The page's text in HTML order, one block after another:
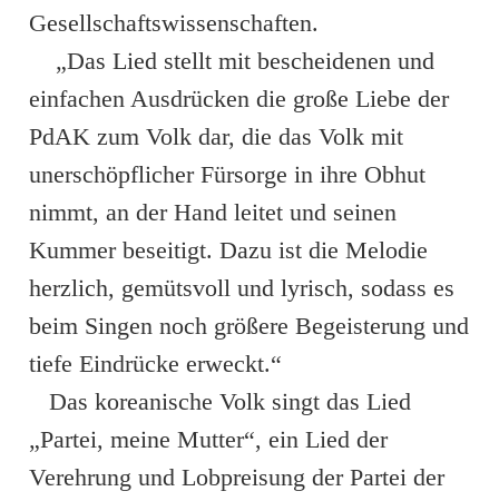
Gesellschaftswissenschaften.
„Das Lied stellt mit bescheidenen und
einfachen Ausdrücken die große Liebe der
PdAK zum Volk dar, die das Volk mit
unerschöpflicher Fürsorge in ihre Obhut
nimmt, an der Hand leitet und seinen
Kummer beseitigt. Dazu ist die Melodie
herzlich, gemütsvoll und lyrisch, sodass es
beim Singen noch größere Begeisterung und
tiefe Eindrücke erweckt.“
Das koreanische Volk singt das Lied
„Partei, meine Mutter“, ein Lied der
Verehrung und Lobpreisung der Partei der